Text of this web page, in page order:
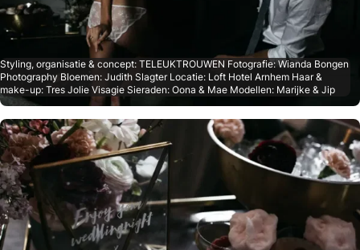
Styling, organisatie & concept: TELEUKTROUWEN Fotografie: Wianda Bongen
Photography Bloemen: Judith Slagter Locatie: Loft Hotel Arnhem Haar &
make-up: Tres Jolie Visagie Sieraden: Oona & Mae Modellen: Marijke & Jip